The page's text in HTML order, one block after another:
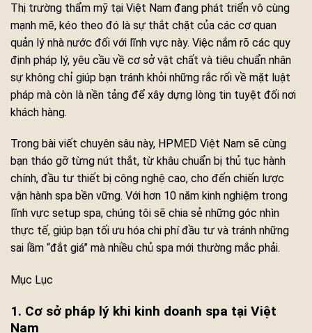
Thị trường thẩm mỹ tại Việt Nam đang phát triển vô cùng
mạnh mẽ, kéo theo đó là sự thắt chặt của các cơ quan
quản lý nhà nước đối với lĩnh vực này. Việc nắm rõ các quy
định pháp lý, yêu cầu về cơ sở vật chất và tiêu chuẩn nhân
sự không chỉ giúp bạn tránh khỏi những rắc rối về mặt luật
pháp mà còn là nền tảng để xây dựng lòng tin tuyệt đối nơi
khách hàng.
Trong bài viết chuyên sâu này, HPMED Việt Nam sẽ cùng
bạn tháo gỡ từng nút thắt, từ khâu chuẩn bị thủ tục hành
chính, đầu tư thiết bị công nghệ cao, cho đến chiến lược
vận hành spa bền vững. Với hơn 10 năm kinh nghiệm trong
lĩnh vực setup spa, chúng tôi sẽ chia sẻ những góc nhìn
thực tế, giúp bạn tối ưu hóa chi phí đầu tư và tránh những
sai lầm “đắt giá” mà nhiều chủ spa mới thường mắc phải.
Mục Lục
1. Cơ sở pháp lý khi kinh doanh spa tại Việt
Nam